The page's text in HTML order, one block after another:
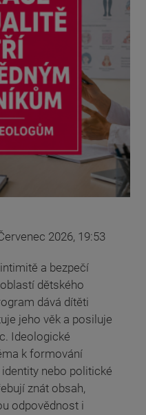
2026, 19:53
a bezpečí
dětského
dává dítěti
jeho věk a posiluje
Ideologické
k formování
nebo politické
znát obsah,
odpovědnost i